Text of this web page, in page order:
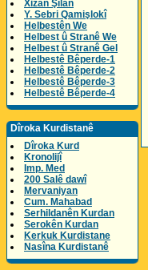
Xizan Şîlan
Y. Sebri Qamişlokî
Helbestên We
Helbest û Stranê We
Helbest û Stranê Gel
Helbestê Bêperde-1
Helbestê Bêperde-2
Helbestê Bêperde-3
Helbestê Bêperde-4
Dîroka Kurdistanê
Dîroka Kurd
Kronolijî
Imp. Med
200 Salê dawî
Mervaniyan
Cum. Mahabad
Serhildanên Kurdan
Serokên Kurdan
Kerkuk Kurdistane
Nasîna Kurdistanê